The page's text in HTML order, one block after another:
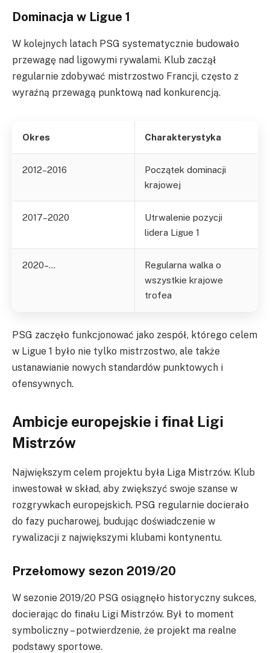
Dominacja w Ligue 1
W kolejnych latach PSG systematycznie budowało
przewagę nad ligowymi rywalami. Klub zaczął
regularnie zdobywać mistrzostwo Francji, często z
wyraźną przewagą punktową nad konkurencją.
Okres Charakterystyka
2012–2016
Początek dominacji
krajowej
2017–2020
Utrwalenie pozycji
lidera Ligue 1
2020–…
Regularna walka o
wszystkie krajowe
trofea
PSG zaczęło funkcjonować jako zespół, którego celem
w Ligue 1 było nie tylko mistrzostwo, ale także
ustanawianie nowych standardów punktowych i
ofensywnych.
Ambicje europejskie i finał Ligi
Mistrzów
Największym celem projektu była Liga Mistrzów. Klub
inwestował w skład, aby zwiększyć swoje szanse w
rozgrywkach europejskich. PSG regularnie docierało
do fazy pucharowej, budując doświadczenie w
rywalizacji z największymi klubami kontynentu.
Przełomowy sezon 2019/20
W sezonie 2019/20 PSG osiągnęło historyczny sukces,
docierając do finału Ligi Mistrzów. Był to moment
symboliczny – potwierdzenie, że projekt ma realne
podstawy sportowe.